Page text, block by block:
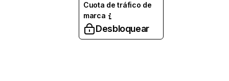
Cuota de tráfico de
marca
Desbloquear